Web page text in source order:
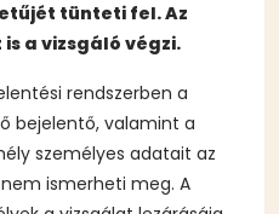
tünteti fel. Az
a vizsgáló végzi.
rendszerben a
bejelentő, valamint a
személyes adatait az
ismerheti meg. A